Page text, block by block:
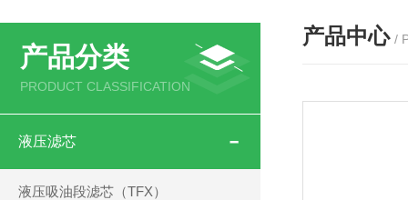
产品分类
PRODUCT CLASSIFICATION
液压滤芯
液压吸油段滤芯（TFX）
产品中心 /